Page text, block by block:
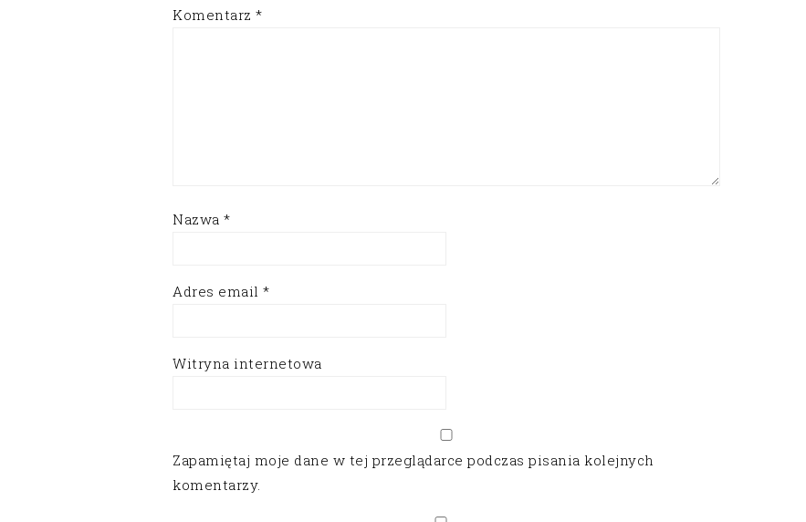
Komentarz *
Nazwa *
Adres email *
Witryna internetowa
Zapamiętaj moje dane w tej przeglądarce podczas pisania kolejnych
komentarzy.